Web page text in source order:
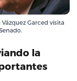
Garced visita
la